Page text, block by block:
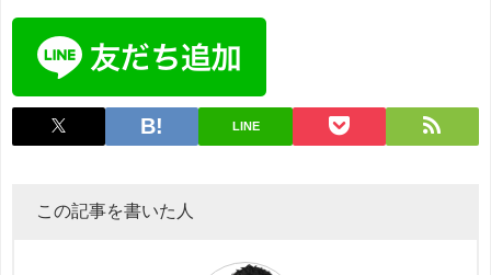
LINE
この記事を書いた人